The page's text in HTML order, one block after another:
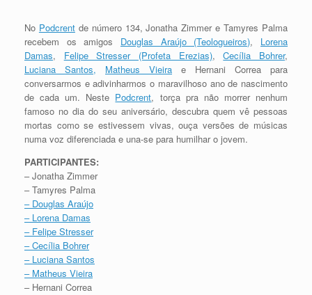
No Podcrentde número 134, Jonatha Zimmer e Tamyres Palma
recebem os amigos Douglas Araújo (Teologueiros), Lorena
Damas, Felipe Stresser (Profeta Erezias),Cecília Bohrer,
Luciana Santos,
Matheus Vieira e Hernani Correa para
conversarmos e adivinharmos o maravilhoso ano de nascimento
de cada um. Neste Podcrent, torça pra não morrer nenhum
famoso no dia do seu aniversário, descubra quem vê pessoas
mortas como se estivessem vivas, ouça versões de músicas
numa voz diferenciada e una-se para humilhar o jovem.
PARTICIPANTES:
– Jonatha Zimmer
– Tamyres Palma
– Douglas Araújo
– Lorena Damas
– Felipe Stresser
–Cecília Bohrer
– Luciana Santos
– Matheus Vieira
– Hernani Correa